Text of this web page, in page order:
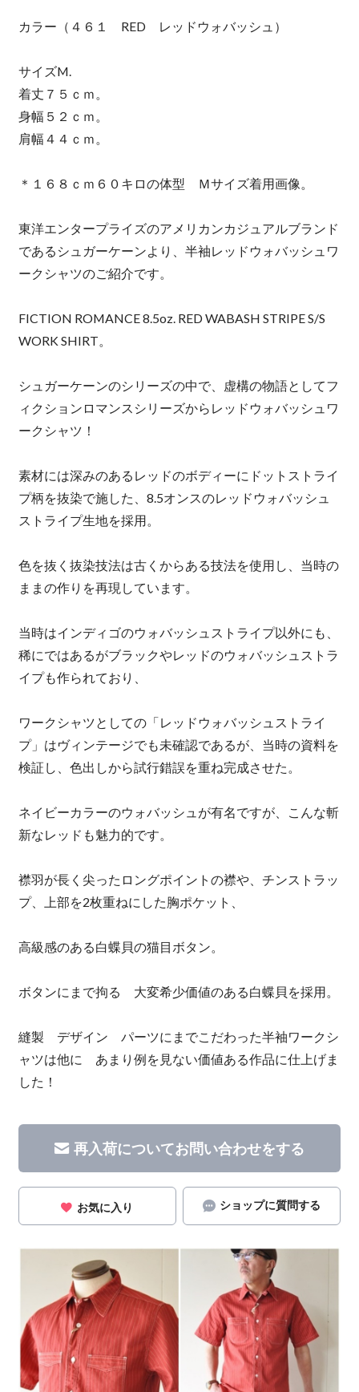
カラー（４６１ RED レッドウォバッシュ）
サイズM.
着丈７５ｃｍ。
身幅５２ｃｍ。
肩幅４４ｃｍ。
＊１６８ｃｍ６０キロの体型 Ｍサイズ着用画像。
東洋エンタープライズのアメリカンカジュアルブランド
であるシュガーケーンより、半袖レッドウォバッシュワ
ークシャツのご紹介です。
FICTION ROMANCE 8.5oz. RED WABASH STRIPE S/S
WORK SHIRT。
シュガーケーンのシリーズの中で、虚構の物語としてフ
ィクションロマンスシリーズからレッドウォバッシュワ
ークシャツ！
素材には深みのあるレッドのボディーにドットストライ
プ柄を抜染で施した、8.5オンスのレッドウォバッシュ
ストライプ生地を採用。
色を抜く抜染技法は古くからある技法を使用し、当時の
ままの作りを再現しています。
当時はインディゴのウォバッシュストライプ以外にも、
稀にではあるがブラックやレッドのウォバッシュストラ
イプも作られており、
ワークシャツとしての「レッドウォバッシュストライ
プ」はヴィンテージでも未確認であるが、当時の資料を
検証し、色出しから試行錯誤を重ね完成させた。
ネイビーカラーのウォバッシュが有名ですが、こんな斬
新なレッドも魅力的です。
襟羽が長く尖ったロングポイントの襟や、チンストラッ
プ、上部を2枚重ねにした胸ポケット、
高級感のある白蝶貝の猫目ボタン。
ボタンにまで拘る 大変希少価値のある白蝶貝を採用。
縫製 デザイン パーツにまでこだわった半袖ワークシ
ャツは他に あまり例を見ない価値ある作品に仕上げま
した！
再入荷についてお問い合わせをする
お気に入り ショップに質問する